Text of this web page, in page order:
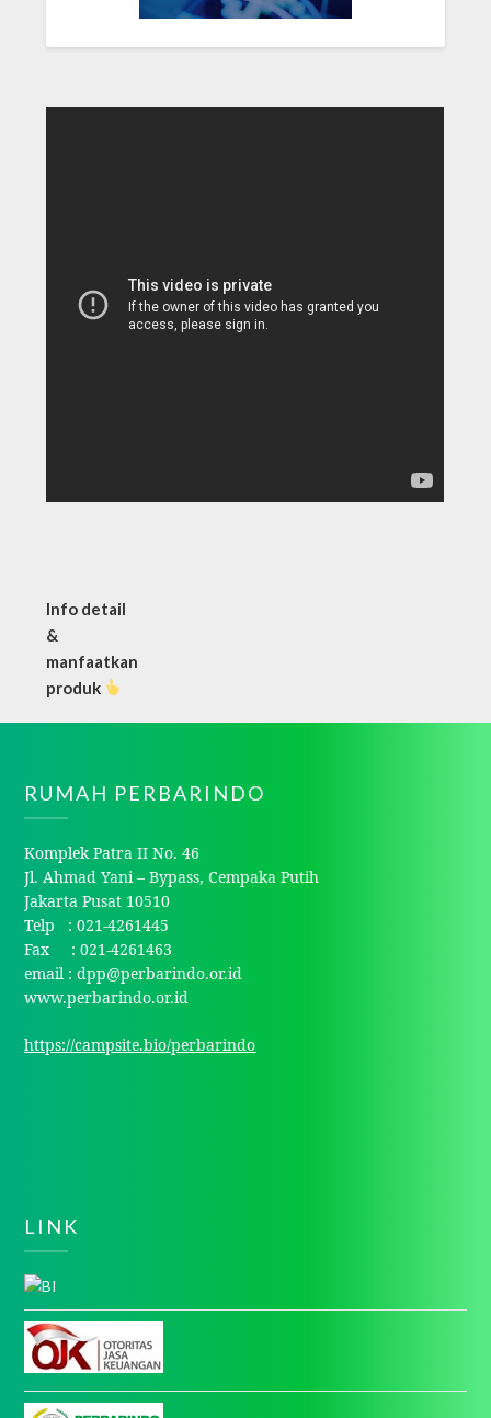
Info detail
&
manfaatkan
produk
RUMAH PERBARINDO
Komplek Patra II No. 46
Jl. Ahmad Yani – Bypass, Cempaka Putih
Jakarta Pusat 10510
Telp : 021-4261445
Fax : 021-4261463
email : dpp@perbarindo.or.id
www.perbarindo.or.id
https://campsite.bio/perbarindo
LINK